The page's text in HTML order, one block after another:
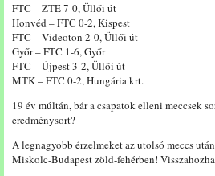
FTC – ZTE 7-0, Üllői út
Honvéd – FTC 0-2, Kispest
FTC – Videoton 2-0, Üllői út
Győr – FTC 1-6, Győr
FTC – Újpest 3-2, Üllői út
MTK – FTC 0-2, Hungária krt.
19 év múltán, bár a csapatok elleni meccsek
eredménysort?
A legnagyobb érzelmeket az utolsó meccs
Miskolc-Budapest zöld-fehérben!